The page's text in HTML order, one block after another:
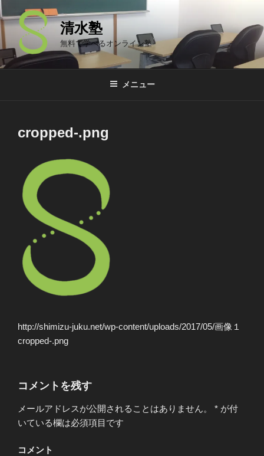
コ
ン
テ
ン
ツ
清水塾
無料で学べるオンライン塾
メニュー
cropped-.png
http://shimizu-juku.net/wp-content/uploads/2017/05/画像１
cropped-.png
コメントを残す
メールアドレスが公開されることはありません。 * が付
いている欄は必須項目です
コメント